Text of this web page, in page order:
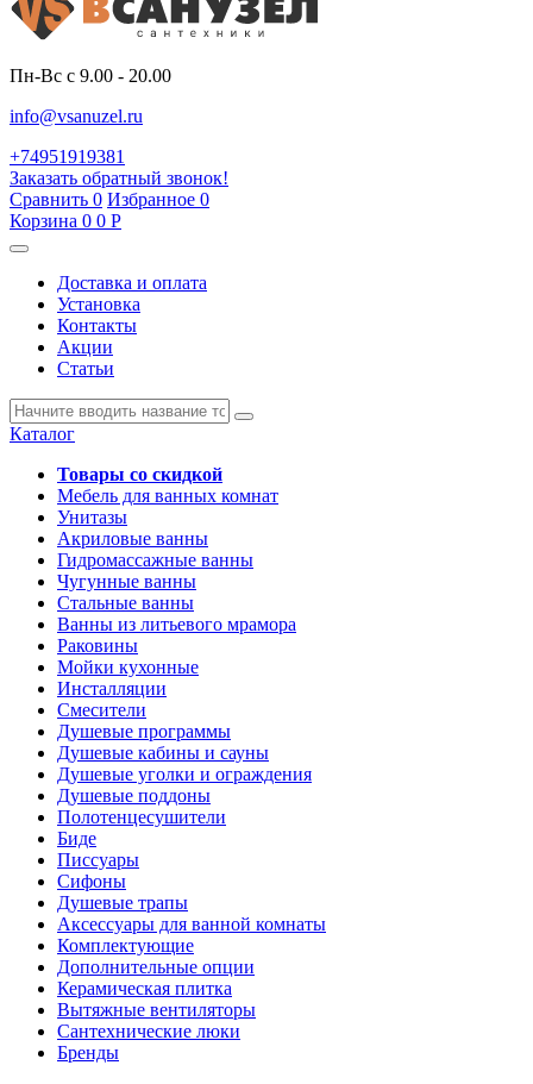
Пн-Вс с 9.00 - 20.00
info@vsanuzel.ru
+74951919381
Заказать обратный звонок!
Сравнить 0 Избранное 0
Корзина 0 0 Р
Доставка и оплата
Установка
Контакты
Акции
Статьи
Каталог
Товары со скидкой
Мебель для ванных комнат
Унитазы
Акриловые ванны
Гидромассажные ванны
Чугунные ванны
Стальные ванны
Ванны из литьевого мрамора
Раковины
Мойки кухонные
Инсталляции
Смесители
Душевые программы
Душевые кабины и сауны
Душевые уголки и ограждения
Душевые поддоны
Полотенцесушители
Биде
Писсуары
Сифоны
Душевые трапы
Аксессуары для ванной комнаты
Комплектующие
Дополнительные опции
Керамическая плитка
Вытяжные вентиляторы
Сантехнические люки
Бренды